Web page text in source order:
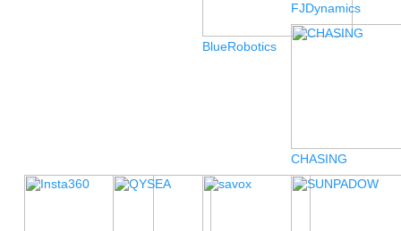
BlueRobotics
FJDynamics
CHASING